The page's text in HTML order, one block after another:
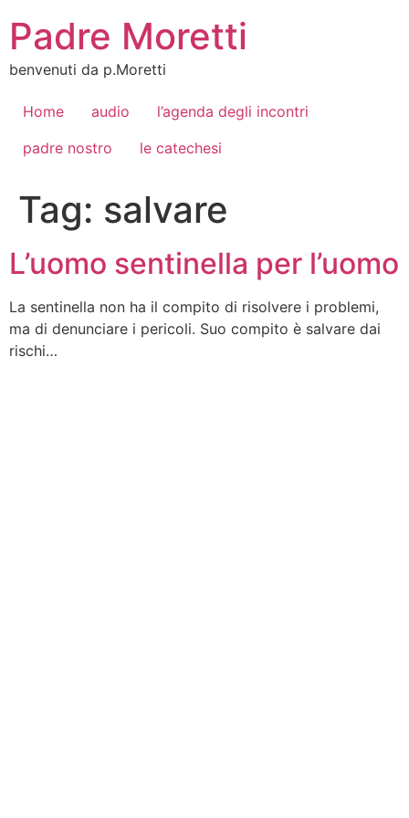
contenuto
Padre Moretti
benvenuti da p.Moretti
Home audio
l’agenda degli incontri
padre nostro
le catechesi
Tag: salvare
L’uomo sentinella per l’uomo
La sentinella non ha il compito di risolvere i problemi,
ma di denunciare i pericoli. Suo compito è salvare dai
rischi…